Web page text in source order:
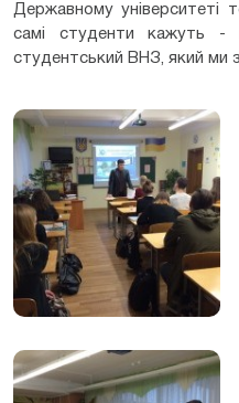
Державному університеті
самі студенти кажуть -
студентський ВНЗ, який ми